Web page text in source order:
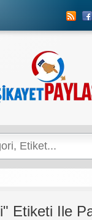
for:
Etiketi Ile